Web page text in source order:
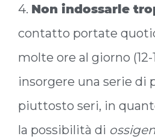
4. Non indossarle
contatto portate
molte ore al giorno (12-
insorgere una serie di
piuttosto seri, in
la possibilità di